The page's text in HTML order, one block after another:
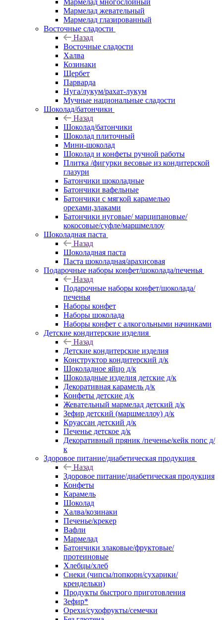
Мармелад многослойный
Мармелад жевательный
Мармелад глазированный
Восточные сладости
Назад
Восточные сладости
Халва
Козинаки
Щербет
Парварда
Нуга/лукум/рахат-лукум
Мучные национальные сладости
Шоколад/батончики
Назад
Шоколад/батончики
Шоколад плиточный
Мини-шоколад
Шоколад и конфеты ручной работы
Плитка /фигурки весовые из кондитерской
глазури
Батончики шоколадные
Батончики вафельные
Батончики с мягкой карамелью
орехами,злаками
Батончики нуговые/ марципановые/
кокосовые/суфле/маршмеллоу
Шоколадная паста
Назад
Шоколадная паста
Паста шоколадная/арахисовая
Подарочные наборы конфет/шоколада/печенья
Назад
Подарочные наборы конфет/шоколада/
печенья
Наборы конфет
Наборы шоколада
Наборы конфет с алкогольными начинками
Детские кондитерские изделия
Назад
Детские кондитерские изделия
Конструктор кондитерский д/к
Шоколадное яйцо д/к
Шоколадные изделия детские д/к
Декоративная карамель д/к
Конфеты детские д/к
Жевательный мармелад детский д/к
Зефир детский (маршмеллоу) д/к
Круассан детский д/к
Печенье детское д/к
Декоративный пряник /печенье/кейк попс д/
к
Здоровое питание/диабетическая продукция
Назад
Здоровое питание/диабетическая продукция
Конфеты
Карамель
Шоколад
Халва/козинаки
Печенье/крекер
Вафли
Мармелад
Батончики злаковые/фруктовые/
протеиновые
Хлебцы/хлеб
Снеки (чипсы/попкорн/сухарики/
крендельки)
Продукты быстрого приготовления
Зефир*
Орехи/сухофрукты/семечки